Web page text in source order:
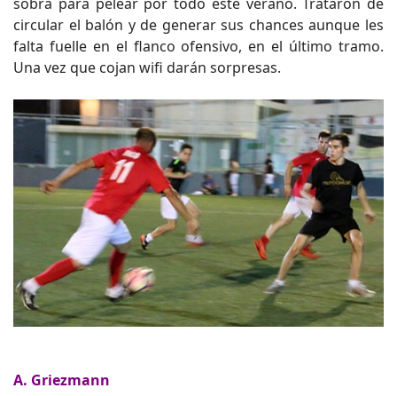
circular el balón y de generar sus chances aunque les
falta fuelle en el flanco ofensivo, en el último tramo.
Una vez que cojan wifi darán sorpresas.
A. Griezmann